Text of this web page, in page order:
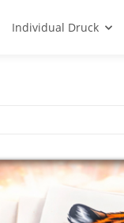
Individual Druck